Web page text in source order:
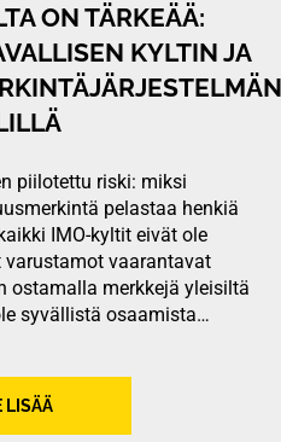
ON TÄRKEÄÄ:
KYLTIN JA
piilotettu riski: miksi
pelastaa henkiä
IMO-kyltit eivät ole
vaarantavat
ostamalla merkkejä yleisiltä
syvällistä osaamista…
LISÄÄ